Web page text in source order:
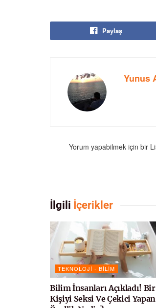
Paylaş
Yunus
Yorum yapabilmek için bir
İlgili İçerikler
TEKNOLOJI - BILIM
Bilim İnsanları Açıkladı! Bir
Kişiyi Seksi Ve Çekici